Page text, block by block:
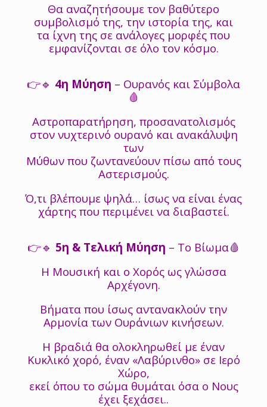
Θα αναζητήσουμε τον βαθύτερο
συμβολισμό της, την ιστορία της, και
τα ίχνη της σε ανάλογες μορφές που
εμφανίζονται σε όλο τον κόσμο.
👉🔹 4η Μύηση – Ουρανός και Σύμβολα
🩸
Αστροπαρατήρηση, προσανατολισμός
στον νυχτερινό ουρανό και ανακάλυψη
των
Μύθων που ζωντανεύουν πίσω από τους
Αστερισμούς.
Ό,τι βλέπουμε ψηλά… ίσως να είναι ένας
χάρτης που περιμένει να διαβαστεί.
👉🔹 5η & Τελική Μύηση – Το Βίωμα🩸
Η Μουσική και ο Χορός ως γλώσσα
Αρχέγονη.
Βήματα που ίσως αντανακλούν την
Αρμονία των Ουράνιων κινήσεων.
Η βραδιά θα ολοκληρωθεί με έναν
Κυκλικό χορό, έναν «Λαβύρινθο» σε Ιερό
Χώρο,
εκεί όπου το σώμα θυμάται όσα ο Νους
έχει ξεχάσει..